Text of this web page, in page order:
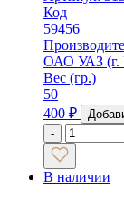
Код
59456
ОАО УАЗ (г.
Вес (гр.)
50
400 ₽
-
В наличии